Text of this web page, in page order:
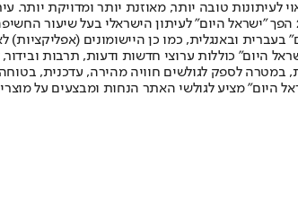
טובה יותר, מאוזנת יותר ומדויקת יותר.
תשלום. המהדורה המודפסת הראשונה פורסמה ב-30 ביולי 2007, וב-2010 הפך
היום" כוללות ערוצי חדשות ודעות, תרבות
במטרה לספק לגולשים חוויה מהירה, עדכנית,
היום" מציע לגולשי האתר הנחות ומבצעים על